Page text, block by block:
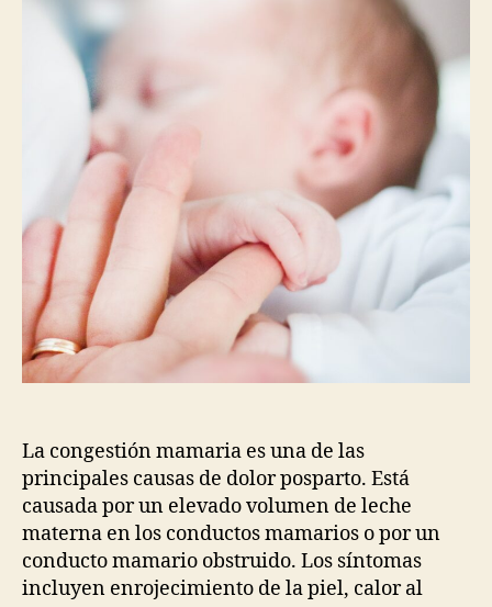
La congestión mamaria es una de las
principales causas de dolor posparto. Está
causada por un elevado volumen de leche
materna en los conductos mamarios o por un
conducto mamario obstruido. Los síntomas
incluyen enrojecimiento de la piel, calor al